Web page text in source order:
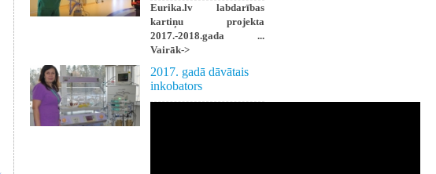
Eurika.lv labdarības
kartiņu projekta
2017.-2018.gada ...
Vairāk->
2017. gadā dāvātais
inkobators